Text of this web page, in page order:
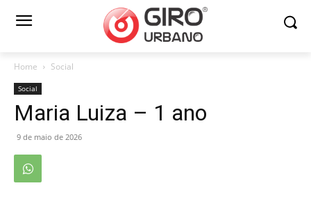
Home Social
Social
Maria Luiza – 1 ano
9 de maio de 2026